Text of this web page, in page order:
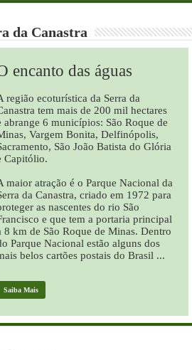
da Canastra
encanto das águas
região ecoturística da Serra da
tem mais de 200 mil hectares
abrange 6 municípios: São Roque de
Vargem Bonita, Delfinópolis,
São João Batista do Glória
Capitólio.
maior atração é o Parque Nacional da
da Canastra, criado em 1972 para
as nascentes do rio São
e que tem a portaria principal
8 km de São Roque de Minas. Dentro
Parque Nacional estão alguns dos
belos cartões postais do Brasil ...
Saiba Mais